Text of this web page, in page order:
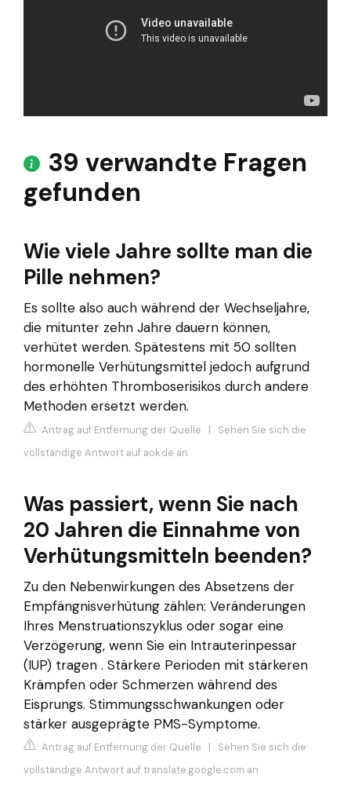
39 verwandte Fragen
gefunden
Wie viele Jahre sollte man die
Pille nehmen?
Es sollte also auch während der Wechseljahre,
die mitunter zehn Jahre dauern können,
verhütet werden. Spätestens mit 50 sollten
hormonelle Verhütungsmittel jedoch aufgrund
des erhöhten Thromboserisikos durch andere
Methoden ersetzt werden.
Antrag auf Entfernung der Quelle | Sehen Sie sich die
vollständige Antwort auf aok.de an
Was passiert, wenn Sie nach
20 Jahren die Einnahme von
Verhütungsmitteln beenden?
Zu den Nebenwirkungen des Absetzens der
Empfängnisverhütung zählen: Veränderungen
Ihres Menstruationszyklus oder sogar eine
Verzögerung, wenn Sie ein Intrauterinpessar
(IUP) tragen . Stärkere Perioden mit stärkeren
Krämpfen oder Schmerzen während des
Eisprungs. Stimmungsschwankungen oder
stärker ausgeprägte PMS-Symptome.
Antrag auf Entfernung der Quelle | Sehen Sie sich die
vollständige Antwort auf translate.google.com an